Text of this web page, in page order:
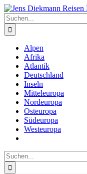
Zum
Inhalt
springen
Suche
nach:
Alpen
Afrika
Atlantik
Deutschland
Inseln
Mitteleuropa
Nordeuropa
Osteuropa
Südeuropa
Westeuropa
Suche
nach: